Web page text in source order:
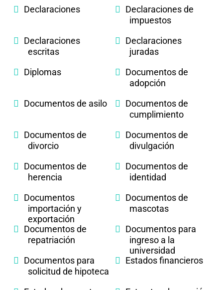
Declaraciones
Declaraciones de
impuestos
Declaraciones
escritas
Declaraciones
juradas
Diplomas
Documentos de
adopción
Documentos de asilo
Documentos de
cumplimiento
Documentos de
divorcio
Documentos de
divulgación
Documentos de
herencia
Documentos de
identidad
Documentos
importación y
exportación
Documentos de
mascotas
Documentos de
repatriación
Documentos para
ingreso a la
universidad
Documentos para
solicitud de hipoteca
Estados financieros